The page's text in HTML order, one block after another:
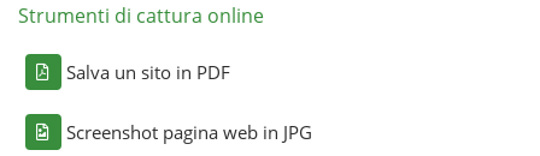
Strumenti di cattura online
Salva un sito in PDF
Screenshot pagina web in JPG